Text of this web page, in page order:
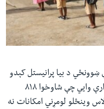
د بیا پرانیستل کېدو
په درشل کې دي د روغتیا نړیوالې ادارې وايي چې شاوخوا ۸۱۸
وینځلو لومړني امکانات نه